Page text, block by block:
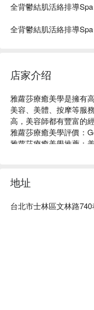
全背鬱結肌活絡排導Spa
全背鬱結肌活絡排導Spa
店家介绍
雅蘿莎療癒美學是擁有
美容、美體、按摩等服
高，美容師都有豐富的
雅蘿莎療癒美學評價：
雅蘿莎療癒美學推薦：
優惠立刻查看⬇︎
地址
台北市士林區文林路740